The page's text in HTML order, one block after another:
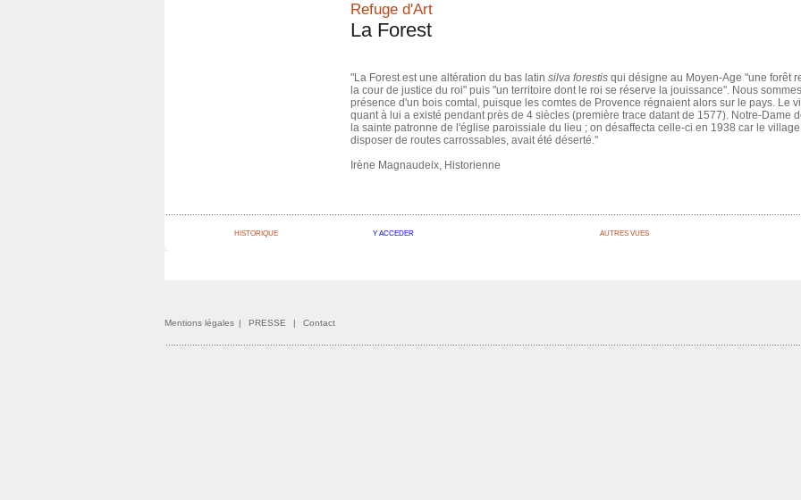
Refuge d'Art
La Forest
"La Forest est une altération du bas latin silva forestis qui désigne au Moyen-Age "une forêt
la cour de justice du roi" puis "un territoire dont le roi se réserve la jouissance". Nous
présence d'un bois comtal, puisque les comtes de Provence régnaient alors sur le pays. Le
quant à lui a existé pendant près de 4 siècles (première trace datant de 1577). Notre-Dame
la sainte patronne de l'église paroissiale du lieu ; on désaffecta celle-ci en 1938 car le
disposer de routes carrossables, avait été déserté."
Irène Magnaudeix, Historienne
HISTORIQUE Y ACCEDER AUTRES VUES
Mentions légales | PRESSE | Contact